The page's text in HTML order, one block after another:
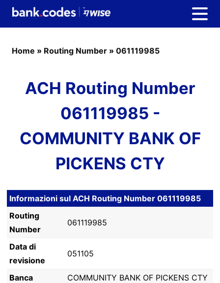
Home » Routing Number » 061119985
ACH Routing Number
061119985 -
COMMUNITY BANK OF
PICKENS CTY
Informazioni sul ACH Routing Number 061119985
Routing
Number
061119985
Data di
revisione
051105
Banca
COMMUNITY BANK OF PICKENS CTY